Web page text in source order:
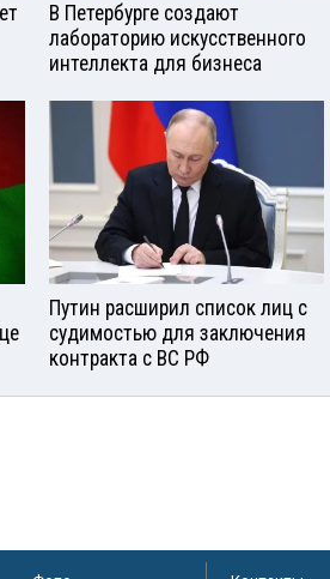
В Петербурге создают
лабораторию искусственного
интеллекта для бизнеса
Путин расширил список лиц с
судимостью для заключения
контракта с ВС РФ